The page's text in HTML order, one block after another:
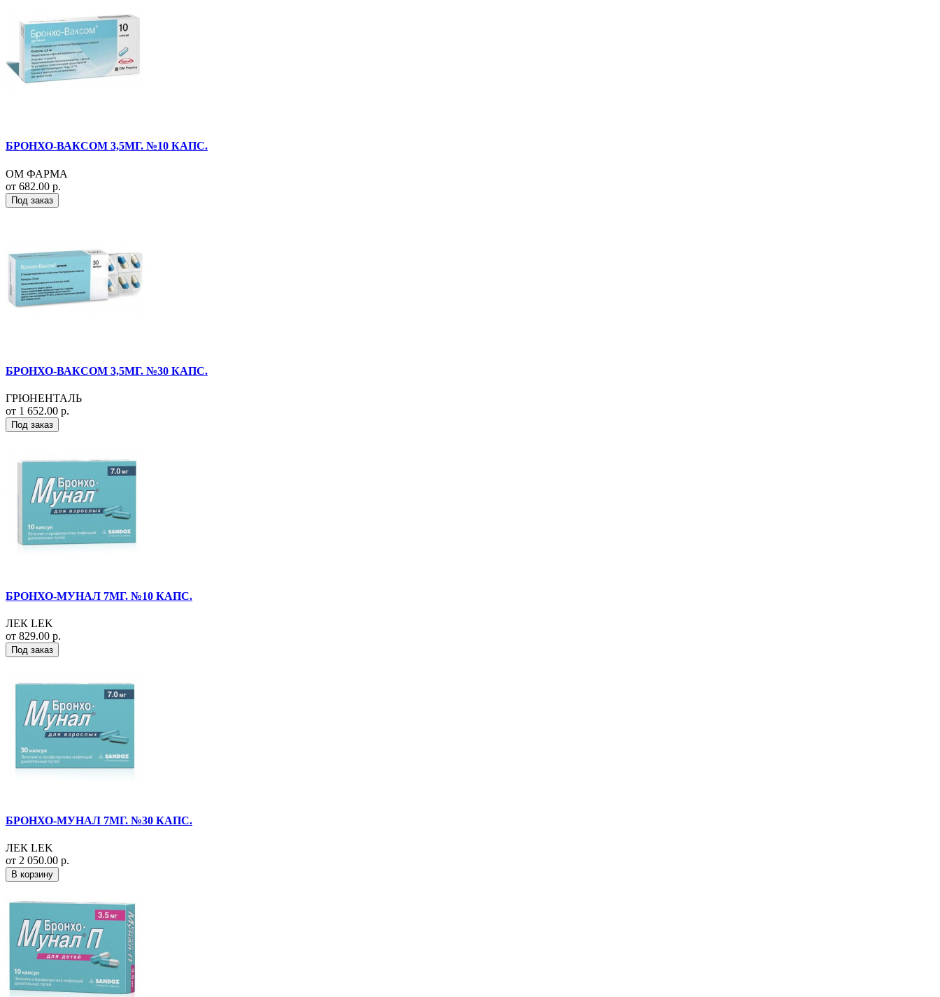
БРОНХО-ВАКСОМ 3,5МГ. №10 КАПС.
ОМ ФАРМА
от 682.00 р.
Под заказ
БРОНХО-ВАКСОМ 3,5МГ. №30 КАПС.
ГРЮНЕНТАЛЬ
от 1 652.00 р.
Под заказ
БРОНХО-МУНАЛ 7МГ. №10 КАПС.
ЛЕК LEK
от 829.00 р.
Под заказ
БРОНХО-МУНАЛ 7МГ. №30 КАПС.
ЛЕК LEK
от 2 050.00 р.
В корзину